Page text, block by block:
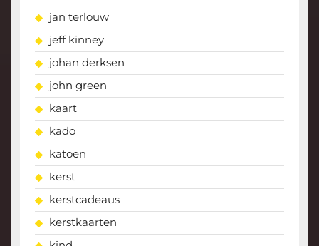
jan terlouw
jeff kinney
johan derksen
john green
kaart
kado
katoen
kerst
kerstcadeaus
kerstkaarten